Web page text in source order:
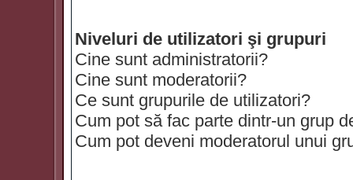
Niveluri de utilizatori şi grupuri
Cine sunt administratorii?
Cine sunt moderatorii?
Ce sunt grupurile de utilizatori?
Cum pot să fac parte dintr-un grup
Cum pot deveni moderatorul unui